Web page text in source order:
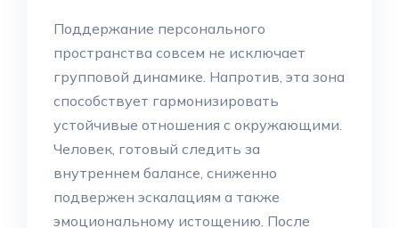
Поддержание персонального
пространства совсем не исключает
групповой динамике. Напротив, эта зона
способствует гармонизировать
устойчивые отношения с окружающими.
Человек, готовый следить за
внутреннем балансе, сниженно
подвержен эскалациям а также
эмоциональному истощению. После